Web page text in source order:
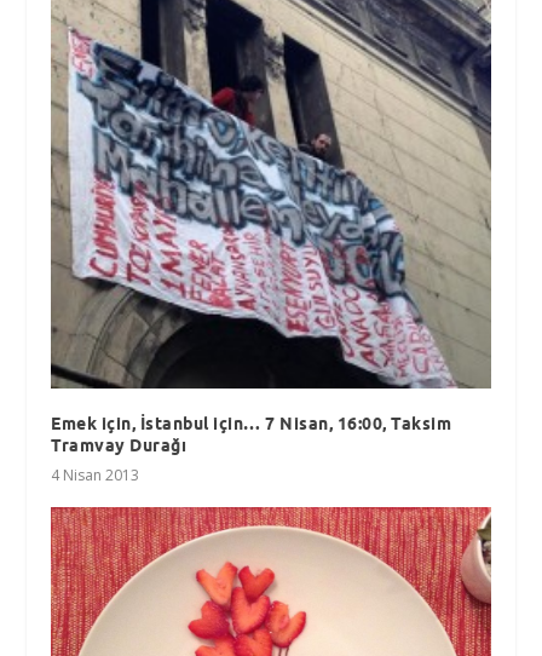
Emek için, İstanbul için… 7 Nisan, 16:00, Taksim
Tramvay Durağı
4 Nisan 2013